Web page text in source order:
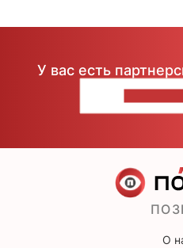
У вас есть
О